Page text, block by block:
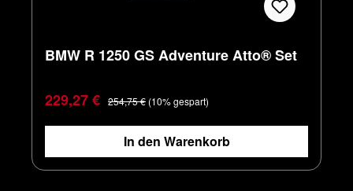
BMW R 1250 GS Adventure Atto® Set
Verkaufspreis:
229,27 € Regulärer Preis:
254,75 € (10% gespart)
In den Warenkorb